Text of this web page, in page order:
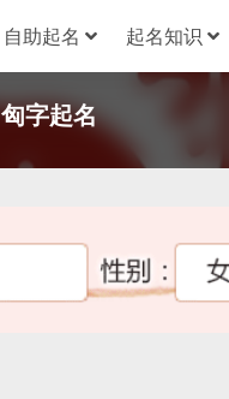
自助起名 起名知识
匈字起名